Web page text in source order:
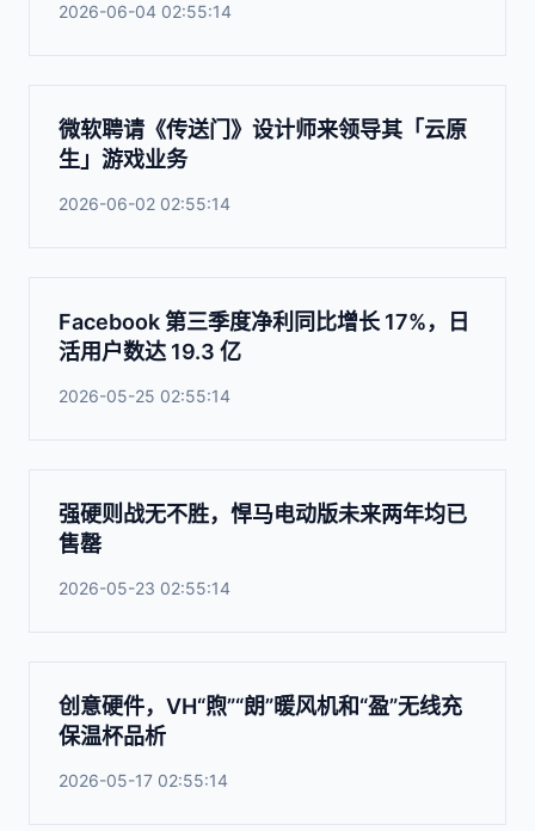
2026-06-04 02:55:14
微软聘请《传送门》设计师来领导其「云原
生」游戏业务
2026-06-02 02:55:14
Facebook 第三季度净利同比增长 17%，日
活用户数达 19.3 亿
2026-05-25 02:55:14
强硬则战无不胜，悍马电动版未来两年均已
售罄
2026-05-23 02:55:14
创意硬件，VH“煦”“朗”暖风机和“盈”无线充
保温杯品析
2026-05-17 02:55:14